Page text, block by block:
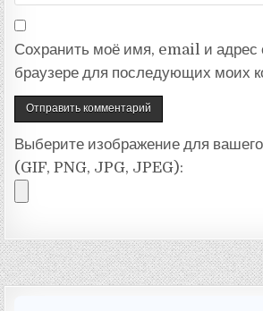
Сохранить моё имя, email и адрес
браузере для последующих моих
Выберите изображение для
(GIF, PNG, JPG, JPEG):